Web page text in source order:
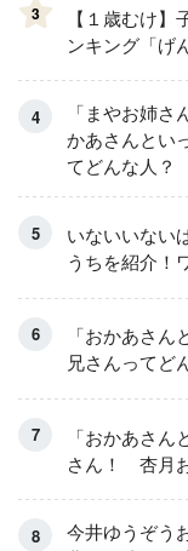
3
【１歳むけ
ンキング「げ
「まやお姉
かあさんとい
てどんな人？
いないいない
うちを紹介！
「おかあさ
兄さんってど
「おかあさ
さん！ 杏月
今井ゆうぞう